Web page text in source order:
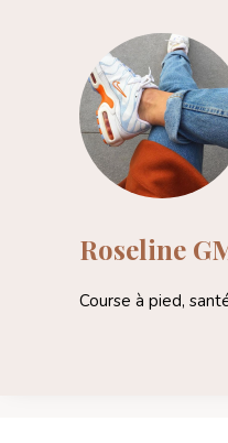
Roseline
Course à pied,